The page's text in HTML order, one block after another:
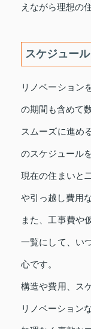
えながら理想の
スケジュー
リノベーション
の期間も含めて
スムーズに進め
のスケジュール
現在の住まいと
や引っ越し費用
また、工事費や
一覧にして、い
心です。
構造や費用、ス
リノベーション